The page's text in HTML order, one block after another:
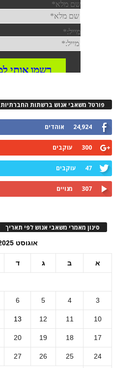
פורטל משאבי אנוש ברשתות החברתיות
24,924 אוהדים
300 עוקבים
47 עוקבים
307 מנויים
סינון מאמרי משאבי אנוש לפי תאריך
אוגוסט 2025
א ב ג ד
3
4
5
6
10
11
12
13
17
18
19
20
24
25
26
27